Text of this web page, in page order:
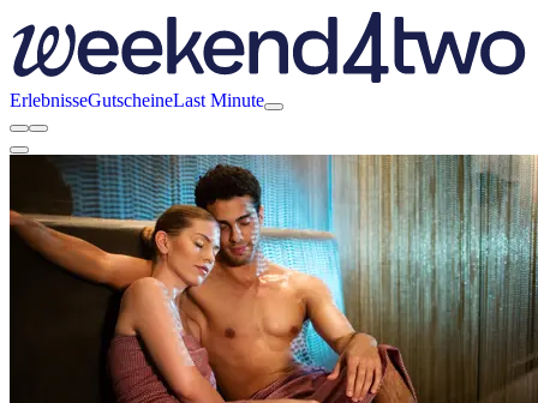
ErlebnisseGutscheineLast Minute